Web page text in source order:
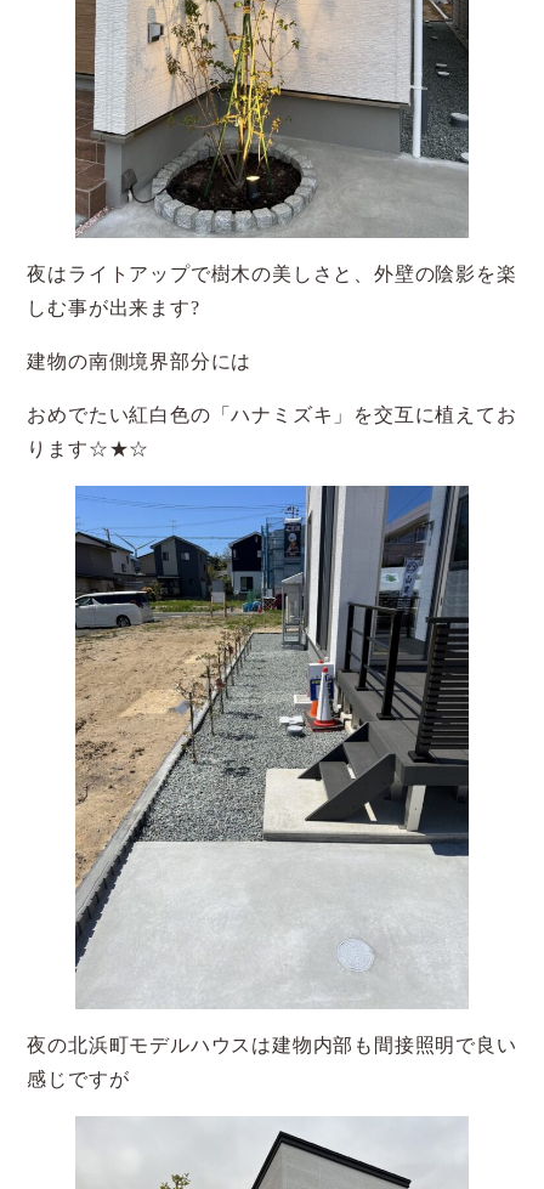
夜はライトアップで樹木の美しさと、外壁の陰影を楽
しむ事が出来ます?
建物の南側境界部分には
おめでたい紅白色の「ハナミズキ」を交互に植えてお
ります☆★☆
夜の北浜町モデルハウスは建物内部も間接照明で良い
感じですが